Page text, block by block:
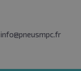
info@pneusmpc.fr